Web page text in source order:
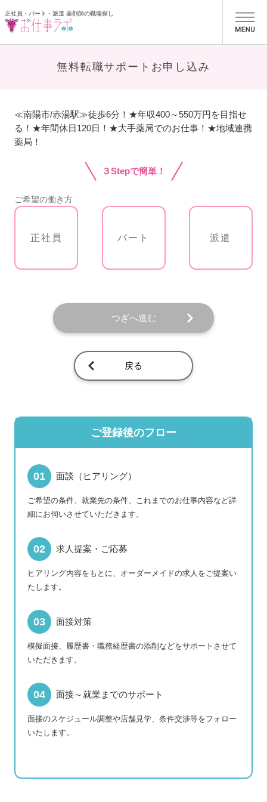
正社員・パート・派遣 薬剤師の職場探し
無料転職サポートお申し込み
≪南陽市/赤湯駅≫徒歩6分！★年収400～550万円を目指せ
る！★年間休日120日！★大手薬局でのお仕事！★地域連携
薬局！
３Stepで簡単！
ご希望の働き方
正社員 パート 派遣
つぎへ進む
戻る
ご登録後のフロー
面談（ヒアリング）
ご希望の条件、就業先の条件、これまでのお仕事内容など詳
細にお伺いさせていただきます。
求人提案・ご応募
ヒアリング内容をもとに、オーダーメイドの求人をご提案い
たします。
面接対策
模擬面接、履歴書・職務経歴書の添削などをサポートさせて
いただきます。
面接～就業までのサポート
面接のスケジュール調整や店舗見学、条件交渉等をフォロー
いたします。